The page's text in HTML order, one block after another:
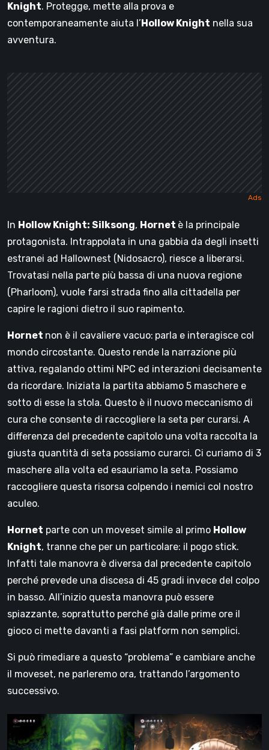
Knight. Protegge, mette alla prova e
contemporaneamente aiuta l’ Hollow Knight nella sua
avventura.
In Hollow Knight: Silksong, Hornet è la principale
protagonista. Intrappolata in una gabbia da degli insetti
estranei ad Hallownest (Nidosacro), riesce a liberarsi.
Trovatasi nella parte più bassa di una nuova regione
(Pharloom), vuole farsi strada fino alla cittadella per
capire le ragioni dietro il suo rapimento.
Hornet non è il cavaliere vacuo: parla e interagisce col
mondo circostante. Questo rende la narrazione più
attiva, regalando ottimi NPC ed interazioni decisamente
da ricordare. Iniziata la partita abbiamo 5 maschere e
sotto di esse la stola. Questo è il nuovo meccanismo di
cura che consente di raccogliere la seta per curarsi. A
differenza del precedente capitolo una volta raccolta la
giusta quantità di seta possiamo curarci. Ci curiamo di 3
maschere alla volta ed esauriamo la seta. Possiamo
raccogliere questa risorsa colpendo i nemici col nostro
aculeo.
Hornet parte con un moveset simile al primo Hollow
Knight, tranne che per un particolare: il pogo stick.
Infatti tale manovra è diversa dal precedente capitolo
perché prevede una discesa di 45 gradi invece del colpo
in basso. All’inizio questa manovra può essere
spiazzante, soprattutto perché già dalle prime ore il
gioco ci mette davanti a fasi platform non semplici.
Si può rimediare a questo “problema” e cambiare anche
il moveset, ne parleremo ora, trattando l’argomento
successivo.